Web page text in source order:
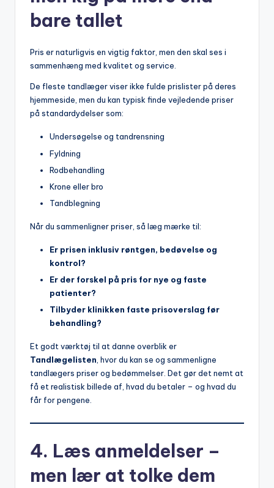
bare tallet
Pris er naturligvis en vigtig faktor, men den skal ses i
sammenhæng med kvalitet og service.
De fleste tandlæger viser ikke fulde prislister på deres
hjemmeside, men du kan typisk finde vejledende priser
på standardydelser som:
Undersøgelse og tandrensning
Fyldning
Rodbehandling
Krone eller bro
Tandblegning
Når du sammenligner priser, så læg mærke til:
Er prisen inklusiv røntgen, bedøvelse og
kontrol?
Er der forskel på pris for nye og faste
patienter?
Tilbyder klinikken faste prisoverslag før
behandling?
Et godt værktøj til at danne overblik er
Tandlægelisten , hvor du kan se og sammenligne
tandlægers priser og bedømmelser. Det gør det nemt at
få et realistisk billede af, hvad du betaler – og hvad du
får for pengene.
4. Læs anmeldelser –
men lær at tolke dem